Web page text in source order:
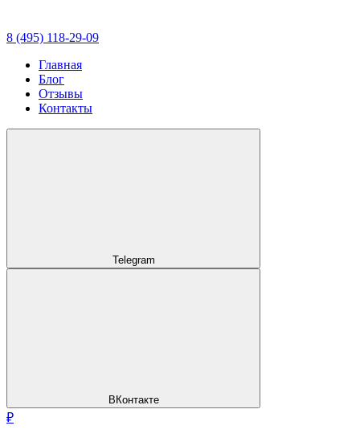
8 (495) 118-29-09
Главная
Блог
Отзывы
Контакты
Telegram
ВКонтакте
₽